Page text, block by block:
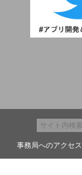
事務局へのアクセス